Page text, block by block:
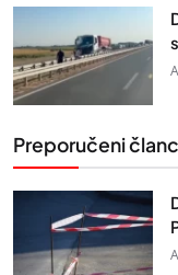
Preporučeni